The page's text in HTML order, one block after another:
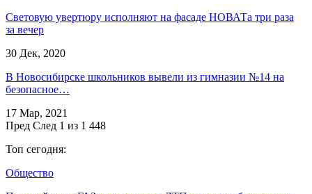
Световую увертюру исполняют на фасаде НОВАТа три раза
за вечер
30 Дек, 2020
В Новосибирске школьников вывели из гимназии №14 на
безопасное…
17 Мар, 2021
Пред След 1 из 1 448
Топ сегодня:
Общество